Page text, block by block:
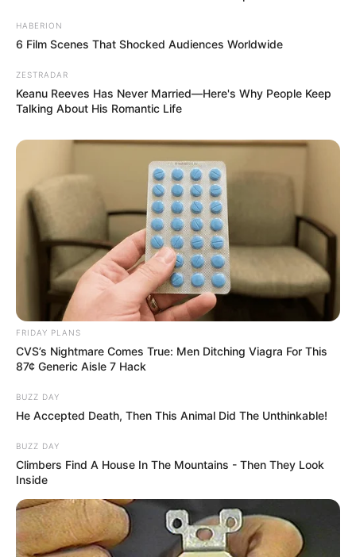
HABERION
6 Film Scenes That Shocked Audiences Worldwide
ZESTRADAR
Keanu Reeves Has Never Married—Here's Why People Keep
Talking About His Romantic Life
FRIDAY PLANS
CVS’s Nightmare Comes True: Men Ditching Viagra For This
87¢ Generic Aisle 7 Hack
BUZZ DAY
He Accepted Death, Then This Animal Did The Unthinkable!
BUZZ DAY
Climbers Find A House In The Mountains - Then They Look
Inside